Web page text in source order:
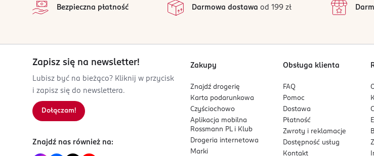
0 667556 605006
1
Bezpieczna płatność Darmowa dostawa od 199 zł
Zapisz się na newsletter!
Lubisz być na bieżąco? Kliknij w przycisk
i zapisz się do newslettera.
Dołączam!
Znajdź nas również na:
Zakupy
Znajdź drogerię
Karta podarunkowa
Czyściochowo
Aplikacja mobilna
Rossmann PL i Klub
Drogeria internetowa
Marki
Obsługa klienta
FAQ
Pomoc
Dostawa
Płatność
Zwroty i reklamacje
Dostępność usług
Kontakt